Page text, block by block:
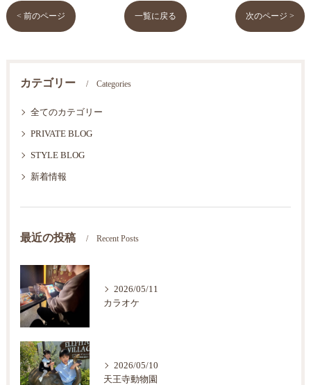
< 前のページ 一覧に戻る 次のページ >
カテゴリー Categories
全てのカテゴリー
PRIVATE BLOG
STYLE BLOG
新着情報
最近の投稿 Recent Posts
2026/05/11
カラオケ
2026/05/10
天王寺動物園